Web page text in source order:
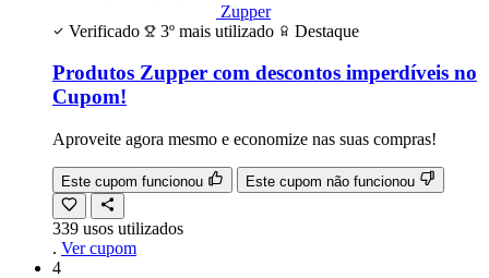
Zupper
Verificado
3º mais utilizado Destaque
Produtos Zupper com descontos imperdíveis no
Cupom!
Aproveite agora mesmo e economize nas suas compras!
Este cupom funcionou Este cupom não funcionou
339 usos utilizados
. Ver cupom
4